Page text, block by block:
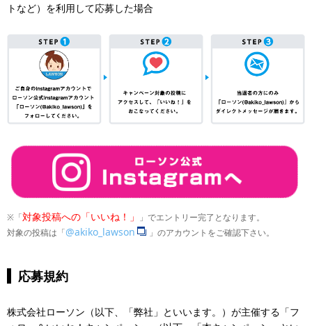
トなど）を利用して応募した場合
※「対象投稿への「いいね！」
」でエントリー完了となります。
対象の投稿は「@akiko_lawson 」のアカウントをご確認下さい。
応募規約
株式会社ローソン（以下、「弊社」といいます。）が主催する「フ